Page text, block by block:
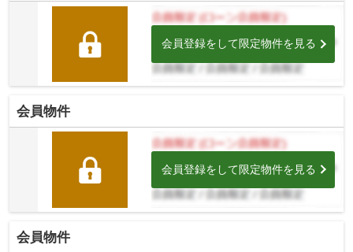
会員登録をして限定物件を見る
会員物件
会員登録をして限定物件を見る
会員物件